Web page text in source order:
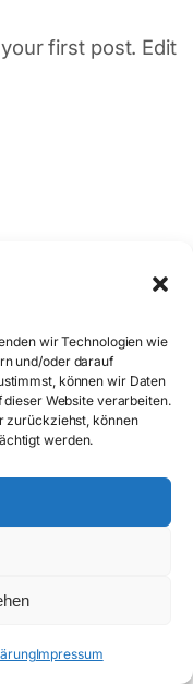
wir Technologien wie
und/oder darauf
können wir Daten
Website verarbeiten.
zurückziehst, können
werden.
Impressum
first post. Edit
E-MAIL